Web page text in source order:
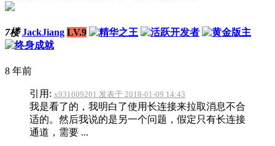
7楼 JackJiang LV.9
8 年前
引用: x931609201 发表于 2018-01-09 14:43
我是看了的，我明白了使用长连接来拉取消息不合
适的。然后我说的是另一个问题，假定只有长连接
通道，需要 ...